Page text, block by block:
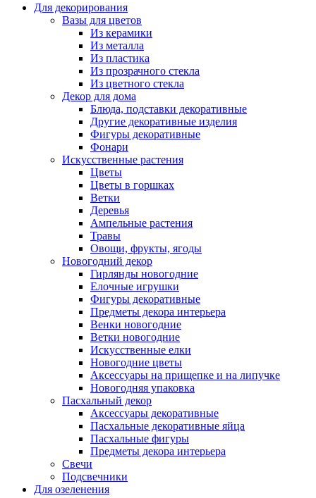
Для декорирования
Вазы для цветов
Из керамики
Из металла
Из пластика
Из прозрачного стекла
Из цветного стекла
Декор для дома
Блюда, подставки декоративные
Другие декоративные изделия
Фигуры декоративные
Фонари
Искусственные растения
Цветы
Цветы в горшках
Ветки
Деревья
Ампельные растения
Травы
Овощи, фрукты, ягоды
Новогодний декор
Гирлянды новогодние
Елочные игрушки
Фигуры декоративные
Предметы декора интерьера
Венки новогодние
Ветки новогодние
Искусственные елки
Новогодние цветы
Аксессуары на прищепке и на липучке
Новогодняя упаковка
Пасхальный декор
Аксессуары декоративные
Пасхальные декоративные яйца
Пасхальные фигуры
Предметы декора интерьера
Свечи
Подсвечники
Для озеленения